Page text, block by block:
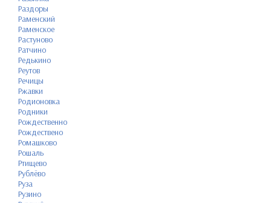
Раздоры
Раменский
Раменское
Растуново
Ратчино
Редькино
Реутов
Речицы
Ржавки
Родионовка
Родники
Рождественно
Рождествено
Ромашково
Рошаль
Ртищево
Рублёво
Руза
Рузино